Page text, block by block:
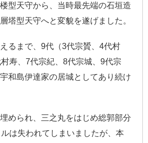
型天守から、当時最先端の石垣造
塔型天守へと変貌を遂げました。
るまで、9代（3代宗贇、4代村
寿、7代宗紀、8代宗城、9代宗
和島伊達家の居城としてあり続け
められ、三之丸をはじめ総郭部分
は失われてしまいましたが、本